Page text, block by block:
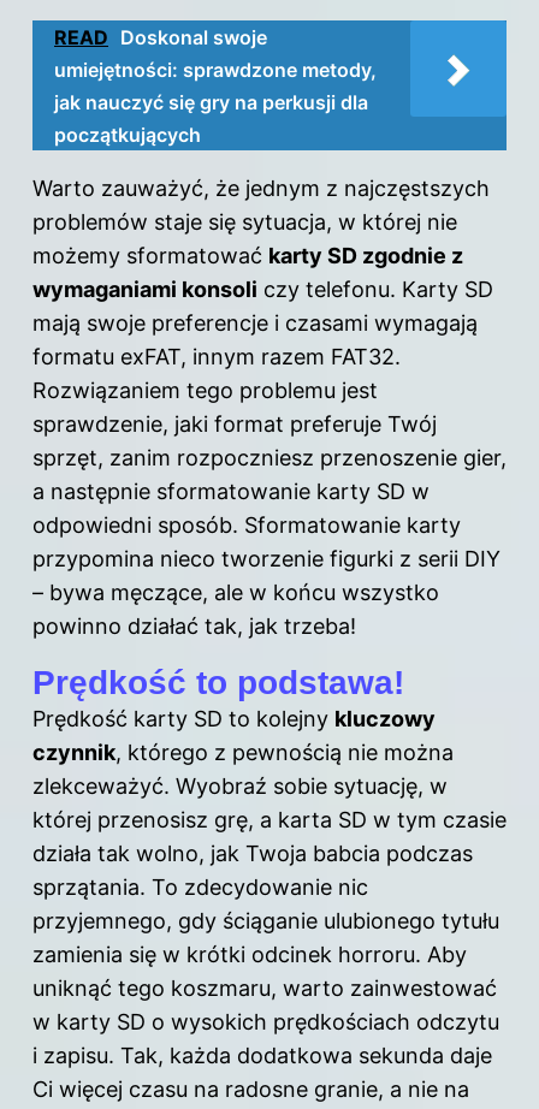
READ Doskonal swoje
umiejętności: sprawdzone metody,
jak nauczyć się gry na perkusji dla
początkujących
Warto zauważyć, że jednym z najczęstszych
problemów staje się sytuacja, w której nie
możemy sformatować karty SD zgodnie z
wymaganiami konsoli czy telefonu. Karty SD
mają swoje preferencje i czasami wymagają
formatu exFAT, innym razem FAT32.
Rozwiązaniem tego problemu jest
sprawdzenie, jaki format preferuje Twój
sprzęt, zanim rozpoczniesz przenoszenie gier,
a następnie sformatowanie karty SD w
odpowiedni sposób. Sformatowanie karty
przypomina nieco tworzenie figurki z serii DIY
– bywa męczące, ale w końcu wszystko
powinno działać tak, jak trzeba!
Prędkość to podstawa!
Prędkość karty SD to kolejny kluczowy
czynnik, którego z pewnością nie można
zlekceważyć. Wyobraź sobie sytuację, w
której przenosisz grę, a karta SD w tym czasie
działa tak wolno, jak Twoja babcia podczas
sprzątania. To zdecydowanie nic
przyjemnego, gdy ściąganie ulubionego tytułu
zamienia się w krótki odcinek horroru. Aby
uniknąć tego koszmaru, warto zainwestować
w karty SD o wysokich prędkościach odczytu
i zapisu. Tak, każda dodatkowa sekunda daje
Ci więcej czasu na radosne granie, a nie na